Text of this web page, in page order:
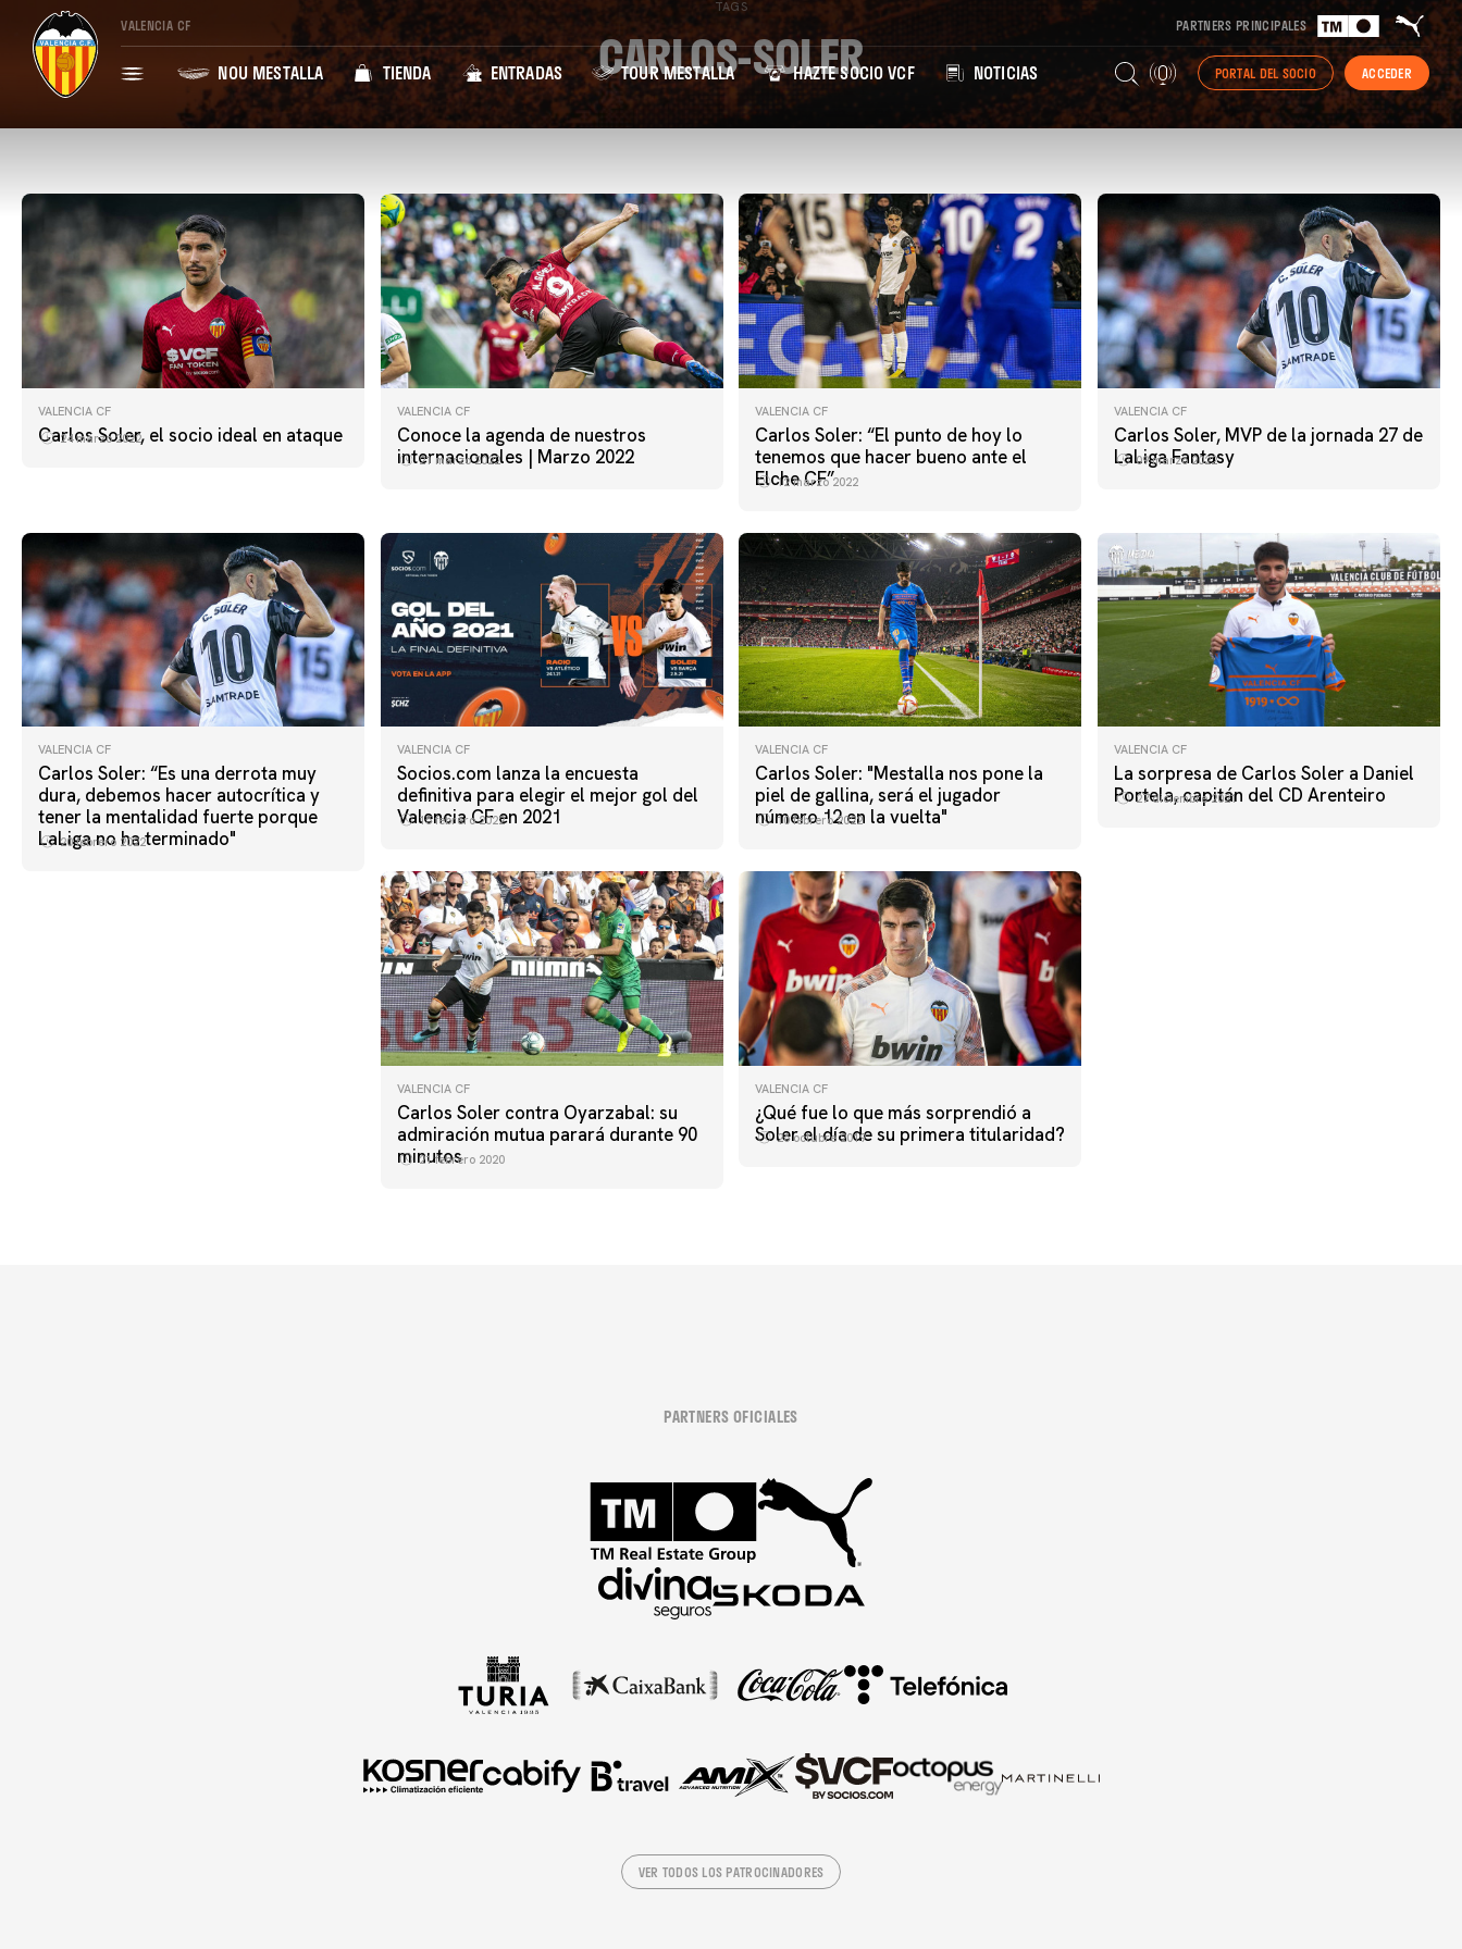
VALENCIA CF PARTNERS PRINCIPALES
NOU MESTALLA TIENDA ENTRADAS TOUR MESTALLA HAZTE SOCIO VCF NOTICIAS PORTAL DEL SOCIO ACCEDER
TAGS
CARLOS-SOLER
VALENCIA CF
Carlos Soler, el socio ideal en ataque
24 marzo 2022
VALENCIA CF
Conoce la agenda de nuestros
internacionales | Marzo 2022
21 marzo 2022
VALENCIA CF
Carlos Soler: “El punto de hoy lo
tenemos que hacer bueno ante el
Elche CF”
12 marzo 2022
VALENCIA CF
Carlos Soler, MVP de la jornada 27 de
LaLiga Fantasy
09 marzo 2022
VALENCIA CF
Carlos Soler: “Es una derrota muy
dura, debemos hacer autocrítica y
tener la mentalidad fuerte porque
LaLiga no ha terminado"
20 febrero 2022
VALENCIA CF
Socios.com lanza la encuesta
definitiva para elegir el mejor gol del
Valencia CF en 2021
15 febrero 2022
VALENCIA CF
Carlos Soler: "Mestalla nos pone la
piel de gallina, será el jugador
número 12 en la vuelta"
10 febrero 2022
VALENCIA CF
La sorpresa de Carlos Soler a Daniel
Portela, capitán del CD Arenteiro
27 diciembre 2021
VALENCIA CF
Carlos Soler contra Oyarzabal: su
admiración mutua parará durante 90
minutos
21 febrero 2020
VALENCIA CF
¿Qué fue lo que más sorprendió a
Soler el día de su primera titularidad?
26 octubre 2019
PARTNERS OFICIALES
VER TODOS LOS PATROCINADORES